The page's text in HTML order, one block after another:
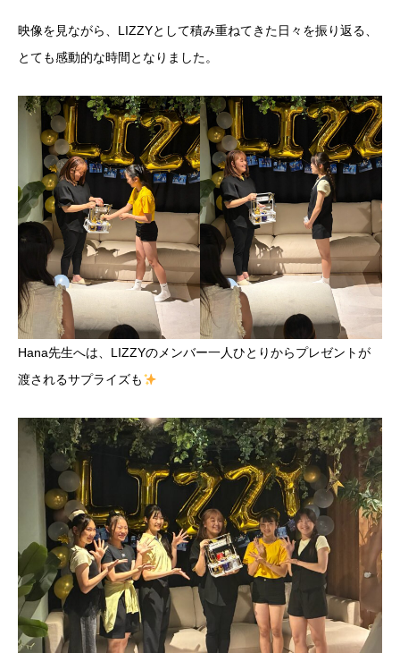
映像を見ながら、LIZZYとして積み重ねてきた日々を振り返る、
とても感動的な時間となりました。
Hana先生へは、LIZZYのメンバー一人ひとりからプレゼントが
渡されるサプライズも